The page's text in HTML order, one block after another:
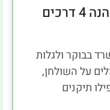
יש לכם מזיקים במשרד? הנה 4 דרכים
בבוקר ולגלות
על השולחן,
תיקנים